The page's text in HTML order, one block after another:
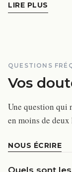
LIRE PLUS
QUESTIONS
Vos
Une question qui
en moins de
NOUS ÉCRIRE
Quels sont